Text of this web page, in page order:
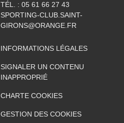
TÉL. : 05 61 66 27 43
SPORTING-CLUB.SAINT-
GIRONS@ORANGE.FR
INFORMATIONS LÉGALES
SIGNALER UN CONTENU
INAPPROPRIÉ
CHARTE COOKIES
GESTION DES COOKIES